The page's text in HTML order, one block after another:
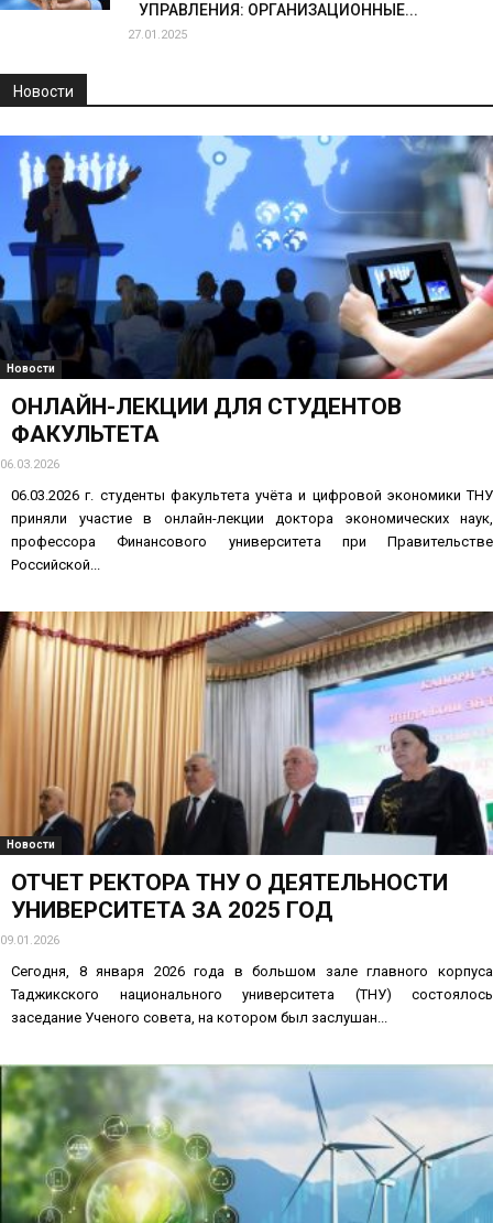
УПРАВЛЕНИЯ: ОРГАНИЗАЦИОННЫЕ...
27.01.2025
Новости
Новости
ОНЛАЙН-ЛЕКЦИИ ДЛЯ СТУДЕНТОВ
ФАКУЛЬТЕТА
06.03.2026
06.03.2026 г. студенты факультета учёта и цифровой экономики ТНУ
приняли участие в онлайн-лекции доктора экономических наук,
профессора Финансового университета при Правительстве
Российской...
Новости
ОТЧЕТ РЕКТОРА ТНУ О ДЕЯТЕЛЬНОСТИ
УНИВЕРСИТЕТА ЗА 2025 ГОД
09.01.2026
Сегодня, 8 января 2026 года в большом зале главного корпуса
Таджикского национального университета (ТНУ) состоялось
заседание Ученого совета, на котором был заслушан...